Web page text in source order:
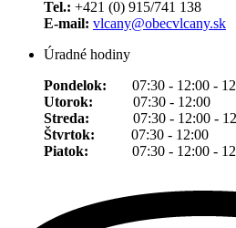
Tel.: +421 (0) 915/741 138
E-mail: vlcany@obecvlcany.sk
Úradné hodiny
Pondelok: 07:30 - 12:00 -
Utorok: 07:30 - 12:00
Streda: 07:30 - 12:00 -
Štvrtok: 07:30 - 12:00
Piatok: 07:30 - 12:00 -